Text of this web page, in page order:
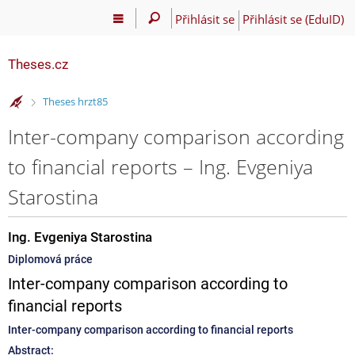
Přihlásit se Přihlásit se (EduID)
Theses.cz
>
Theses hrzt85
Inter-company comparison according
to financial reports – Ing. Evgeniya
Starostina
Ing. Evgeniya Starostina
Diplomová práce
Inter-company comparison according to
financial reports
Inter-company comparison according to financial reports
Abstract: